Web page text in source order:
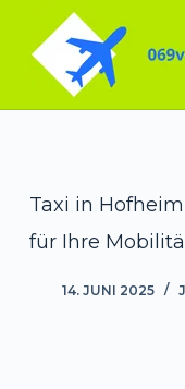
Inhalt
springen
Taxi in
für Ihre
14. JUNI 2025